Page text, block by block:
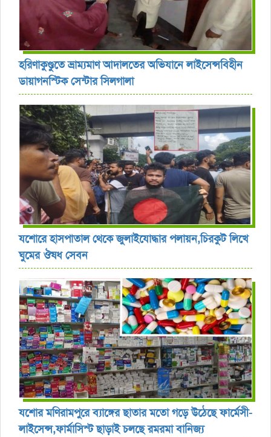
হরিণাকুণ্ডুতে ভ্রাম্যমাণ আদালতের অভিযানে লাইসেন্সবিহীন
ডায়াগনস্টিক সেন্টার সিলগালা
যশোরে হাসপাতাল থেকে জুলাইযোদ্ধার পলায়ন,চিরকুট লিখে
ঘুমের ঔষধ সেবন
যশোর ‎মণিরামপুরে ব্যাঙ্গের ছাতার মতো গড়ে উঠেছে ফার্মেসী-
লাইসেন্স,ফার্মাসিস্ট ছাড়াই চলছে রমরমা বানিজ্য ‎